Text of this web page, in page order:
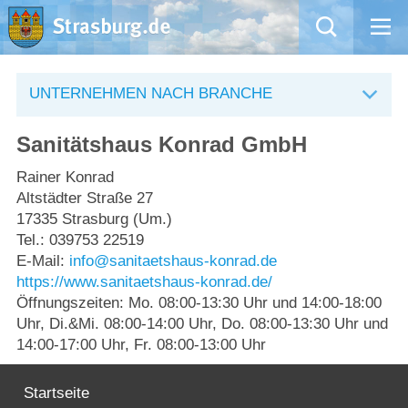
Rathaus
Natur – Kultur – Tourismus
Wirtschaft
Kommentarrichtlinien und Netiquette für unsere Social Media-Kanäle
Willkommen in Strasburg (Uckermark)
UNTERNEHMEN NACH BRANCHE
Sanitätshaus Konrad GmbH
Rainer Konrad
Altstädter Straße 27
17335 Strasburg (Um.)
Tel.: 039753 22519
E-Mail: info@sanitaetshaus-konrad.de
https://www.sanitaetshaus-konrad.de/
Öffnungszeiten: Mo. 08:00-13:30 Uhr und 14:00-18:00
Uhr, Di.&Mi. 08:00-14:00 Uhr, Do. 08:00-13:30 Uhr und
14:00-17:00 Uhr, Fr. 08:00-13:00 Uhr
Startseite